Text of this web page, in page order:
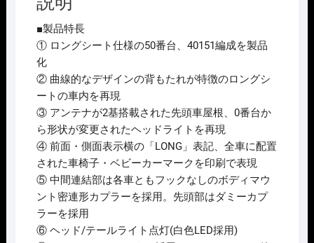
系
50
番
台
6
両
基
本
ｾ
ｯ
ﾄ
個
■製品特長
① ロングシート仕様の50番台、40151編成を製品
化
② 曲線的なデザインの背もたれが特徴のロングシ
ートの車内を再現
③ アンテナが2基搭載された先頭車屋根、0番台か
ら形状が変更されたヘッドライトを再現
④ 前面・側面表示横の「LONG」表記、全車に配置
された車椅子・ベビーカーマークを印刷で表現
⑤ 中間連結部は各車ともフックなしのボディマウ
ント密連形カプラーを採用。先頭部はダミーカプ
ラーを採用
⑥ ヘッド/テールライト点灯(白色LED採用)